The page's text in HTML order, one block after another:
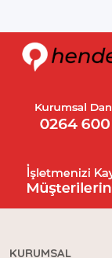
KURUMSAL